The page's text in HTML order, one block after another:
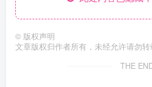
© 版权声明
文章版权归作者所有，未经允许请勿转
THE